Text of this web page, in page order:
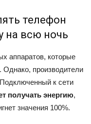
телефон
на всю ночь
аппаратов, которые
Однако, производители
к сети
получать энергию,
значения 100%.